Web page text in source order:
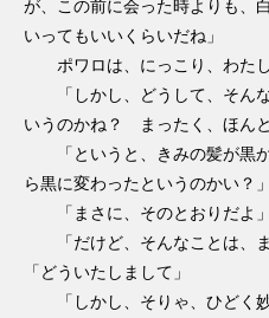
が、この前に会った時よりも、
いってもいいくらいだね」
ポワロは、にっこり、わたし
「しかし、どうして、そんな
いうのかね？ まったく、ほんと
「というと、きみの髪が黒か
ら黒に変わったというのかい？」
「まさに、そのとおりだよ」
「だけど、そんなことは、ま
「どういたしまして」
「しかし、そりゃ、ひどく妙